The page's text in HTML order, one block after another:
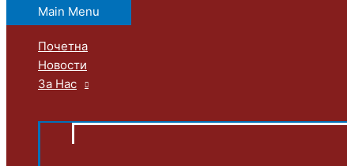
Main Menu
Почетна
Новости
За Нас